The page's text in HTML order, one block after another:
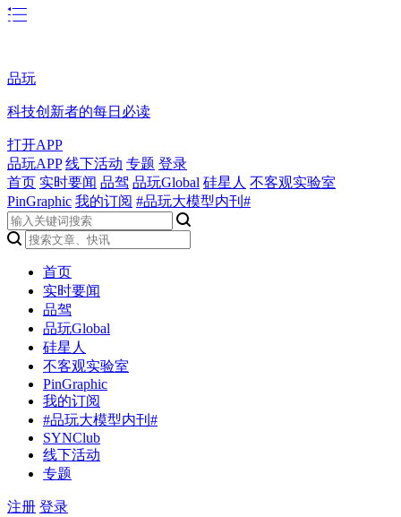
品玩
科技创新者的每日必读
打开APP
品玩APP 线下活动 专题 登录
首页 实时要闻 品驾 品玩Global 硅星人 不客观实验室
PinGraphic 我的订阅 #品玩大模型内刊#
首页
实时要闻
品驾
品玩Global
硅星人
不客观实验室
PinGraphic
我的订阅
#品玩大模型内刊#
SYNClub
线下活动
专题
注册 登录